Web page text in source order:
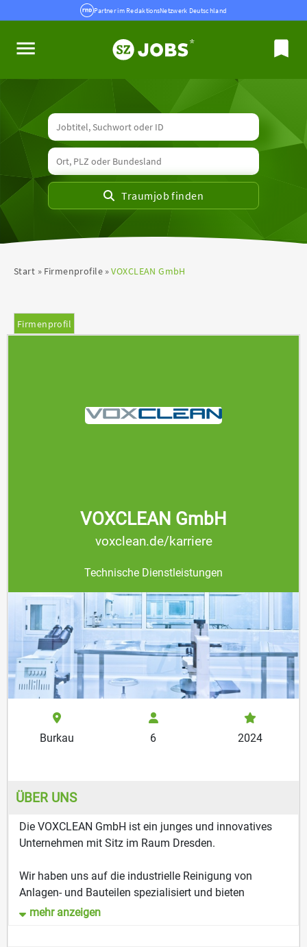
Partner im RedaktionsNetzwerk Deutschland
Start Firmenprofile VOXCLEAN GmbH
Firmenprofil